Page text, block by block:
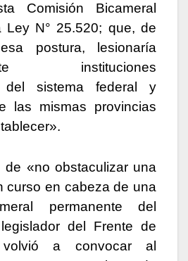
Comisión Bicameral
Ley N° 25.520; que, de
postura, lesionaría
instituciones
del sistema federal y
las mismas provincias
«no obstaculizar una
curso en cabeza de una
permanente del
del Frente de
a convocar al